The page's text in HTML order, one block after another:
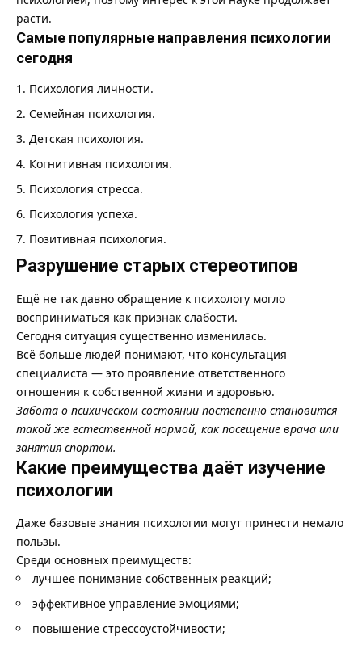
расти.
Самые популярные направления психологии
сегодня
Психология личности.
Семейная психология.
Детская психология.
Когнитивная психология.
Психология стресса.
Психология успеха.
Позитивная психология.
Разрушение старых стереотипов
Ещё не так давно обращение к психологу могло
восприниматься как признак слабости.
Сегодня ситуация существенно изменилась.
Всё больше людей понимают, что консультация
специалиста — это проявление ответственного
отношения к собственной жизни и здоровью.
Забота о психическом состоянии постепенно становится
такой же естественной нормой, как посещение врача или
занятия спортом.
Какие преимущества даёт изучение
психологии
Даже базовые знания психологии могут принести немало
пользы.
Среди основных преимуществ:
лучшее понимание собственных реакций;
эффективное управление эмоциями;
повышение стрессоустойчивости;